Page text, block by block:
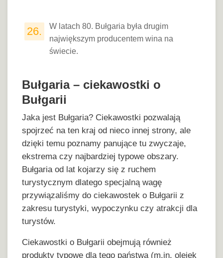
26.
W latach 80. Bułgaria była drugim
największym producentem wina na
świecie.
Bułgaria – ciekawostki o
Bułgarii
Jaka jest Bułgaria? Ciekawostki pozwalają
spojrzeć na ten kraj od nieco innej strony, ale
dzięki temu poznamy panujące tu zwyczaje,
ekstrema czy najbardziej typowe obszary.
Bułgaria od lat kojarzy się z ruchem
turystycznym dlatego specjalną wagę
przywiązaliśmy do ciekawostek o Bułgarii z
zakresu turystyki, wypoczynku czy atrakcji dla
turystów.
Ciekawostki o Bułgarii obejmują również
produkty typowe dla tego państwa (m.in. olejek